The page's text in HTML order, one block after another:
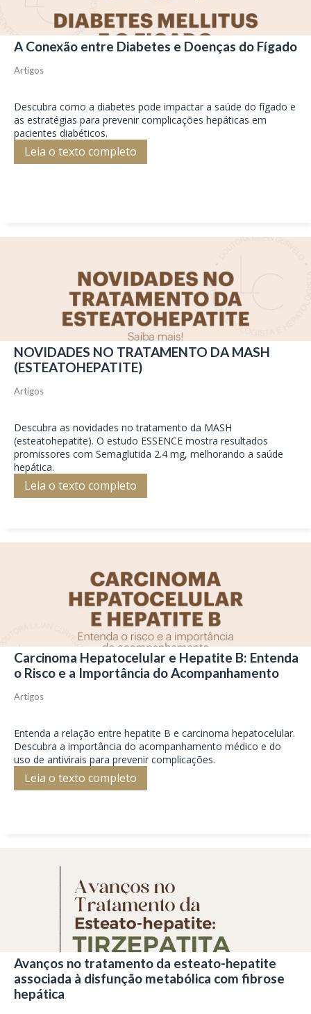
A Conexão entre Diabetes e Doenças do Fígado
Artigos
Descubra como a diabetes pode impactar a saúde do fígado e
as estratégias para prevenir complicações hepáticas em
pacientes diabéticos.
Leia o texto completo
NOVIDADES NO TRATAMENTO DA MASH
(ESTEATOHEPATITE)
Artigos
Descubra as novidades no tratamento da MASH
(esteatohepatite). O estudo ESSENCE mostra resultados
promissores com Semaglutida 2.4 mg, melhorando a saúde
hepática.
Leia o texto completo
Carcinoma Hepatocelular e Hepatite B: Entenda
o Risco e a Importância do Acompanhamento
Artigos
Entenda a relação entre hepatite B e carcinoma hepatocelular.
Descubra a importância do acompanhamento médico e do
uso de antivirais para prevenir complicações.
Leia o texto completo
Avanços no tratamento da esteato-hepatite
associada à disfunção metabólica com fibrose
hepática